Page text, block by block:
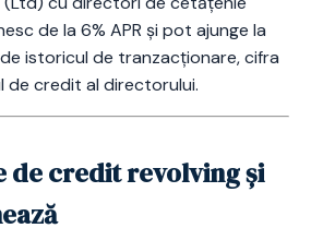
de la 6% APR și pot ajunge la
istoricul de tranzacționare, cifra
de credit al directorului.
de credit revolving și